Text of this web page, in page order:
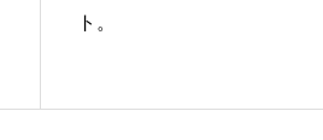
ト。